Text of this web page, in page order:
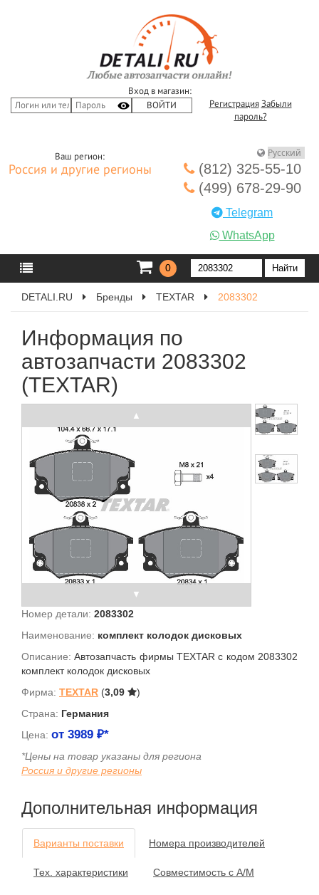
Вход в магазин:
Регистрация Забыли
пароль?
Ваш регион:
Россия и другие регионы
(812) 325-55-10
(499) 678-29-90
Telegram
WhatsApp
0
DETALI.RU Бренды TEXTAR 2083302
Информация по
автозапчасти 2083302
(TEXTAR)
Номер детали: 2083302
Наименование: комплект колодок дисковых
Описание:Автозапчасть фирмы TEXTAR с кодом 2083302
комплект колодок дисковых
Фирма: TEXTAR (3,09
)
Страна: Германия
Цена: от 3989 ₽*
*Цены на товар указаны для региона
Россия и другие регионы
Дополнительная информация
Варианты поставки Номера производителей
Тех. характеристики Совместимость с А/М